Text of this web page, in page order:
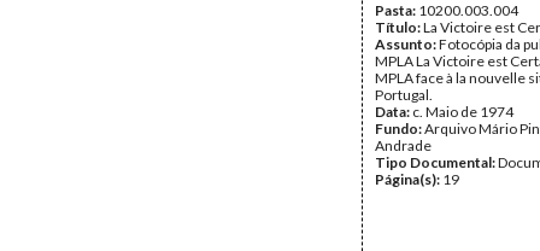
Pasta: 10200.003.004
Título:La Victoire est
Assunto:Fotocópia da
MPLA La Victoire est
MPLA face à la nouvelle
Portugal.
Data: c. Maio de 1974
Fundo:Arquivo Mário
Andrade
Tipo Documental:
Página(s): 19